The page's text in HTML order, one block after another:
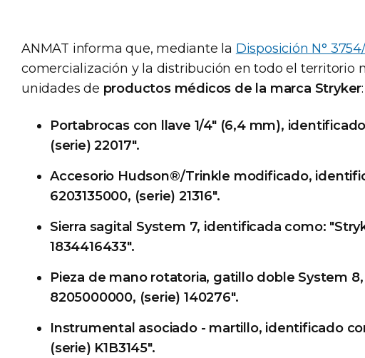
ANMAT informa que, mediante la Disposición N°
comercialización y la distribución en todo el territorio
unidades de productos médicos de la marca Stryker:
Portabrocas con llave 1/4" (6,4 mm),
(serie) 22017".
Accesorio Hudson®/Trinkle modificado,
6203135000, (serie) 21316".
Sierra sagital System 7, identificada como:
1834416433".
Pieza de mano rotatoria, gatillo doble System
8205000000, (serie) 140276".
Instrumental asociado - martillo, identificado
(serie) K1B3145".